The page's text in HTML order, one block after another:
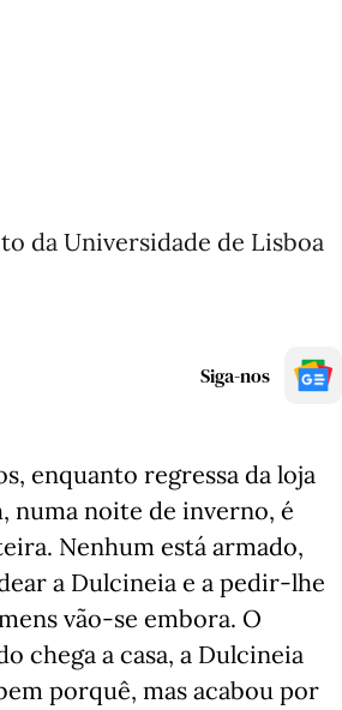
da Universidade de Lisboa
Siga-nos
enquanto regressa da loja
numa noite de inverno, é
Nenhum está armado,
a Dulcineia e a pedir-lhe
vão-se embora. O
chega a casa, a Dulcineia
porquê, mas acabou por